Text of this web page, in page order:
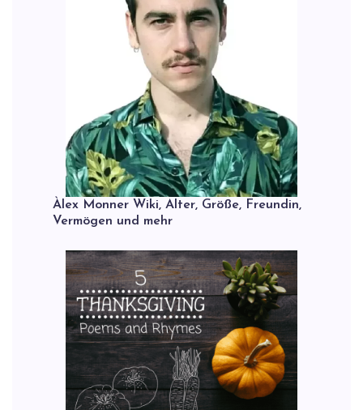
Àlex Monner Wiki, Alter, Größe, Freundin,
Vermögen und mehr